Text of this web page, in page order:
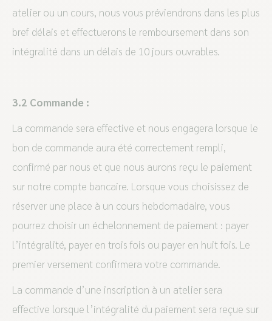
atelier ou un cours, nous vous préviendrons dans les plus
bref délais et effectuerons le remboursement dans son
intégralité dans un délais de 10 jours ouvrables.
3.2 Commande :
La commande sera effective et nous engagera lorsque le
bon de commande aura été correctement rempli,
confirmé par nous et que nous aurons reçu le paiement
sur notre compte bancaire. Lorsque vous choisissez de
réserver une place à un cours hebdomadaire, vous
pourrez choisir un échelonnement de paiement : payer
l’intégralité, payer en trois fois ou payer en huit fois. Le
premier versement confirmera votre commande.
La commande d’une inscription à un atelier sera
effective lorsque l’intégralité du paiement sera reçue sur